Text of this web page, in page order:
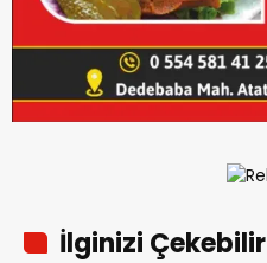
İlginizi Çekebilir